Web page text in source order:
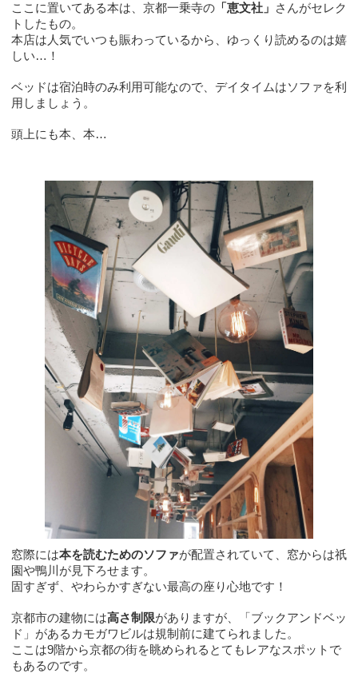
ここに置いてある本は、京都一乗寺の 「恵文社」
さんがセレク
トしたもの。
本店は人気でいつも賑わっているから、ゆっくり読めるのは嬉
しい…！
ベッドは宿泊時のみ利用可能なので、デイタイムはソファを利
用しましょう。
頭上にも本、本…
窓際には本を読むためのソファが配置されていて、窓からは祇
園や鴨川が見下ろせます。
固すぎず、やわらかすぎない最高の座り心地です！
京都市の建物には高さ制限がありますが、「ブックアンドベッ
ド」があるカモガワビルは規制前に建てられました。
ここは9階から京都の街を眺められるとてもレアなスポットで
もあるのです。